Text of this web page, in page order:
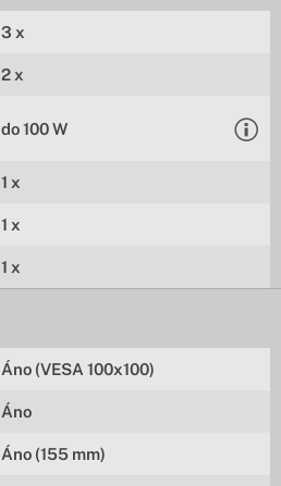
3 x
2 x
do 100 W
1 x
1 x
1 x
Áno (VESA 100x100)
Áno
Áno (155 mm)